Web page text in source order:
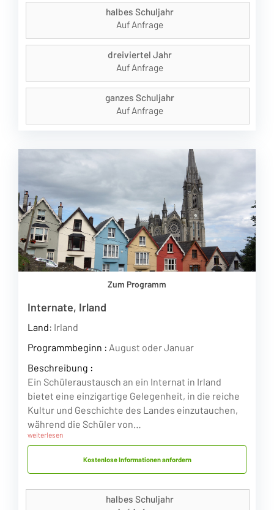
halbes Schuljahr
Auf Anfrage
dreiviertel Jahr
Auf Anfrage
ganzes Schuljahr
Auf Anfrage
Zum Programm
Internate, Irland
Land: Irland
Programmbeginn : August oder Januar
Beschreibung :
Ein Schüleraustausch an ein Internat in Irland
bietet eine einzigartige Gelegenheit, in die reiche
Kultur und Geschichte des Landes einzutauchen,
während die Schüler von…
weiterlesen
Kostenlose Informationen anfordern
halbes Schuljahr